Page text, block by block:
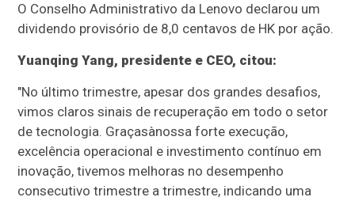
O Conselho Administrativo da Lenovo declarou um
dividendo provisório de 8,0 centavos de HK por ação.
Yuanqing Yang, presidente e CEO, citou:
"No último trimestre, apesar dos grandes desafios,
vimos claros sinais de recuperação em todo o setor
de tecnologia. Graçasànossa forte execução,
excelência operacional e investimento contínuo em
inovação, tivemos melhoras no desempenho
consecutivo trimestre a trimestre, indicando uma